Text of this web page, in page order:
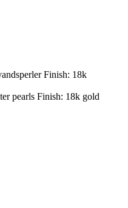
Finish: 18k
pearls Finish: 18k gold